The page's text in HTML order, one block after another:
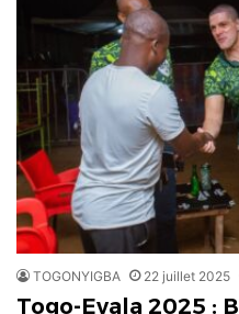
TOGONYIGBA 22 juillet 2025
Togo-Evala 2025 :